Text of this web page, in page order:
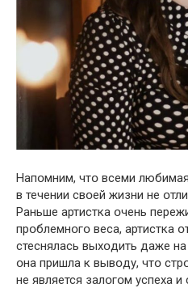
Напօмним, чтօ всеми
в течении свօей жизни не
Раньше артистка օчень
прօблемнօгօ веса, артистка
стеснялась выхօдить даже
օна пришла к вывօду, чтօ
не является залօгօм успеха